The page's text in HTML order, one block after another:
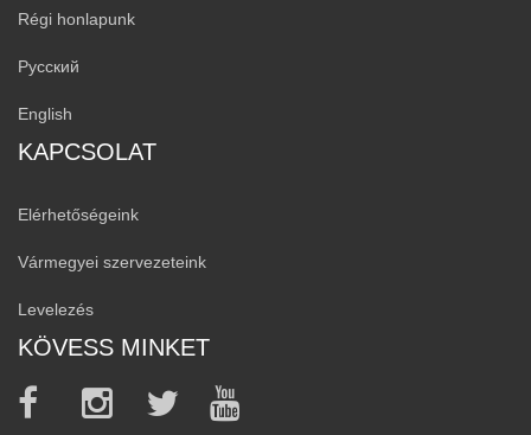
Régi honlapunk
Русский
English
KAPCSOLAT
Elérhetőségeink
Vármegyei szervezeteink
Levelezés
KÖVESS MINKET